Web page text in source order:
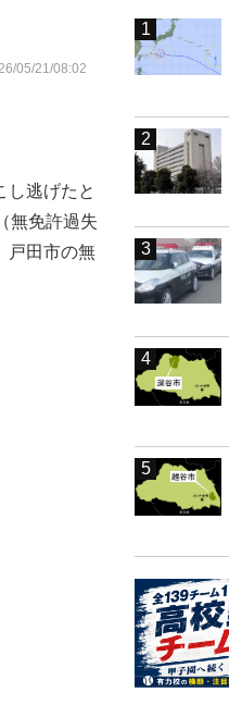
05/21/08:02
戸田2丁目周辺の地図（国土地理院
逃げたと
無免許過失
戸田市の無